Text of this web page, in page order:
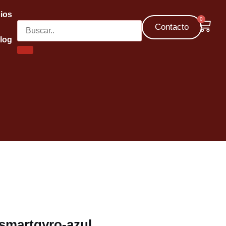
Contacto
0